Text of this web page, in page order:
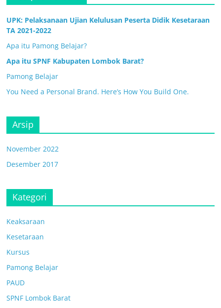
UPK: Pelaksanaan Ujian Kelulusan Peserta Didik Kesetaraan
TA 2021-2022
Apa itu Pamong Belajar?
Apa itu SPNF Kabupaten Lombok Barat?
Pamong Belajar
You Need a Personal Brand. Here’s How You Build One.
Arsip
November 2022
Desember 2017
Kategori
Keaksaraan
Kesetaraan
Kursus
Pamong Belajar
PAUD
SPNF Lombok Barat